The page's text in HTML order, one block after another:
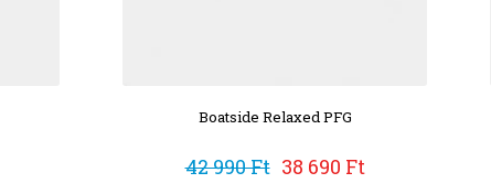
Boatside Relaxed PFG
42 990 Ft 38 690 Ft